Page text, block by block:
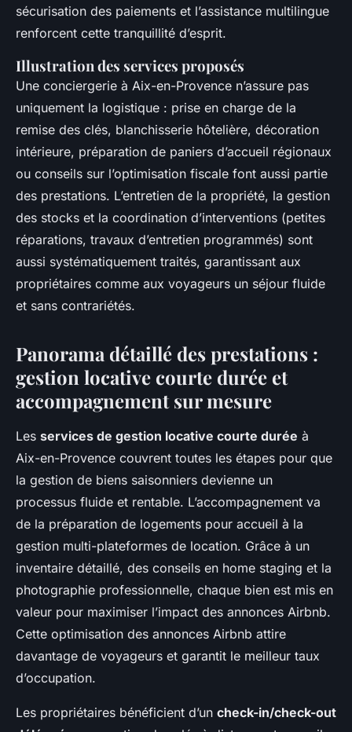
sécurisation des paiements et l’assistance multilingue
renforcent cette tranquillité d’esprit.
Illustration des services proposés
Une conciergerie à Aix-en-Provence n’assure pas
uniquement la logistique : prise en charge de la
remise des clés, blanchisserie hôtelière, décoration
intérieure, préparation de paniers d’accueil régionaux
ou conseils sur l’optimisation fiscale font aussi partie
des prestations. L’entretien de la propriété, la gestion
des stocks et la coordination d’interventions (petites
réparations, travaux d’entretien programmés) sont
aussi systématiquement traités, garantissant aux
propriétaires comme aux voyageurs un séjour fluide
et sans contrariétés.
Panorama détaillé des prestations :
gestion locative courte durée et
accompagnement sur mesure
Les services de gestion locative courte durée à
Aix-en-Provence couvrent toutes les étapes pour que
la gestion de biens saisonniers devienne un
processus fluide et rentable. L’accompagnement va
de la préparation de logements pour accueil à la
gestion multi-plateformes de location. Grâce à un
inventaire détaillé, des conseils en home staging et la
photographie professionnelle, chaque bien est mis en
valeur pour maximiser l’impact des annonces Airbnb.
Cette optimisation des annonces Airbnb attire
davantage de voyageurs et garantit le meilleur taux
d’occupation.
Les propriétaires bénéficient d’un check-in/check-out